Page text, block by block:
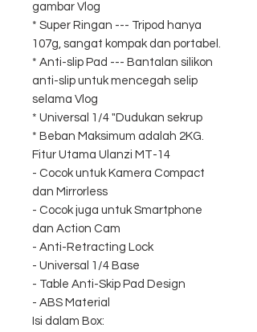
gambar Vlog
* Super Ringan --- Tripod hanya
107g, sangat kompak dan portabel.
* Anti-slip Pad --- Bantalan silikon
anti-slip untuk mencegah selip
selama Vlog
* Universal 1/4 "Dudukan sekrup
* Beban Maksimum adalah 2KG.
Fitur Utama Ulanzi MT-14
- Cocok untuk Kamera Compact
dan Mirrorless
- Cocok juga untuk Smartphone
dan Action Cam
- Anti-Retracting Lock
- Universal 1/4 Base
- Table Anti-Skip Pad Design
- ABS Material
Isi dalam Box: